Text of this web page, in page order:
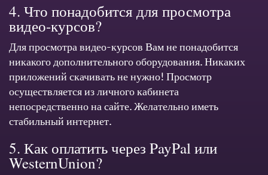
4. Что понадобится для просмотра
видео-курсов?
Для просмотра видео-курсов Вам не понадобится
никакого дополнительного оборудования. Никаких
приложений скачивать не нужно! Просмотр
осуществляется из личного кабинета
непосредственно на сайте. Желательно иметь
стабильный интернет.
5. Как оплатить через PayPal или
WesternUnion?